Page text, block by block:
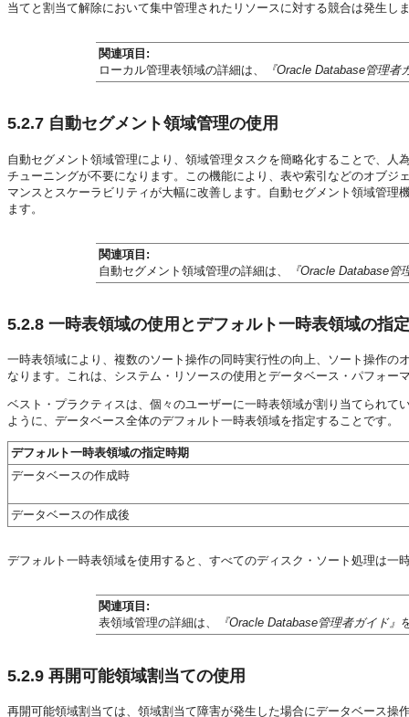
当てと割当て解除において集中管理されたリソースに対する競合は発生し
関連項目:
ローカル管理表領域の詳細は、
『Oracle Database管理者
5.2.7 自動セグメント領域管理の使用
自動セグメント領域管理により、領域管理タスクを簡略化することで、
チューニングが不要になります。この機能により、表や索引などのオブ
マンスとスケーラビリティが大幅に改善します。自動セグメント領域管
ます。
関連項目:
自動セグメント領域管理の詳細は、
『Oracle Database管
5.2.8 一時表領域の使用とデフォルト一時表領域の指定
一時表領域により、複数のソート操作の同時実行性の向上、ソート操作
なります。これは、システム・リソースの使用とデータベース・パフォ
ベスト・プラクティスは、個々のユーザーに一時表領域が割り当てられ
ように、データベース全体のデフォルト一時表領域を指定することです。
デフォルト一時表領域の指定時期
データベースの作成時
データベースの作成後
デフォルト一時表領域を使用すると、すべてのディスク・ソート処理は
関連項目:
表領域管理の詳細は、
『Oracle Database管理者ガイド』
5.2.9 再開可能領域割当ての使用
再開可能領域割当ては、領域割当て障害が発生した場合にデータベース